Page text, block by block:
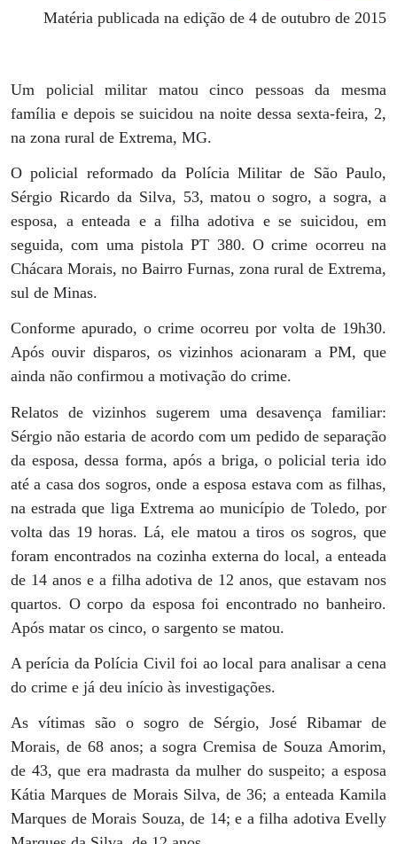
Matéria publicada na edição de 4 de outubro de 2015
Um policial militar matou cinco pessoas da mesma
família e depois se suicidou na noite dessa sexta-feira, 2,
na zona rural de Extrema, MG.
O policial reformado da Polícia Militar de São Paulo,
Sérgio Ricardo da Silva, 53, matou o sogro, a sogra, a
esposa, a enteada e a filha adotiva e se suicidou, em
seguida, com uma pistola PT 380. O crime ocorreu na
Chácara Morais, no Bairro Furnas, zona rural de Extrema,
sul de Minas.
Conforme apurado, o crime ocorreu por volta de 19h30.
Após ouvir disparos, os vizinhos acionaram a PM, que
ainda não confirmou a motivação do crime.
Relatos de vizinhos sugerem uma desavença familiar:
Sérgio não estaria de acordo com um pedido de separação
da esposa, dessa forma, após a briga, o policial teria ido
até a casa dos sogros, onde a esposa estava com as filhas,
na estrada que liga Extrema ao município de Toledo, por
volta das 19 horas. Lá, ele matou a tiros os sogros, que
foram encontrados na cozinha externa do local, a enteada
de 14 anos e a filha adotiva de 12 anos, que estavam nos
quartos. O corpo da esposa foi encontrado no banheiro.
Após matar os cinco, o sargento se matou.
A perícia da Polícia Civil foi ao local para analisar a cena
do crime e já deu início às investigações.
As vítimas são o sogro de Sérgio, José Ribamar de
Morais, de 68 anos; a sogra Cremisa de Souza Amorim,
de 43, que era madrasta da mulher do suspeito; a esposa
Kátia Marques de Morais Silva, de 36; a enteada Kamila
Marques de Morais Souza, de 14; e a filha adotiva Evelly